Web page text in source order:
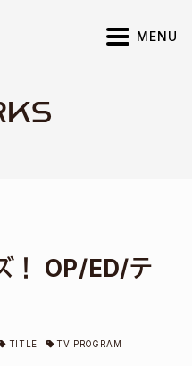
MENU
！ OP/ED/テ
TITLE TV PROGRAM